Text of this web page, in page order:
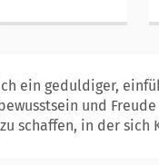
ein geduldiger,
und
schaffen, in der sich